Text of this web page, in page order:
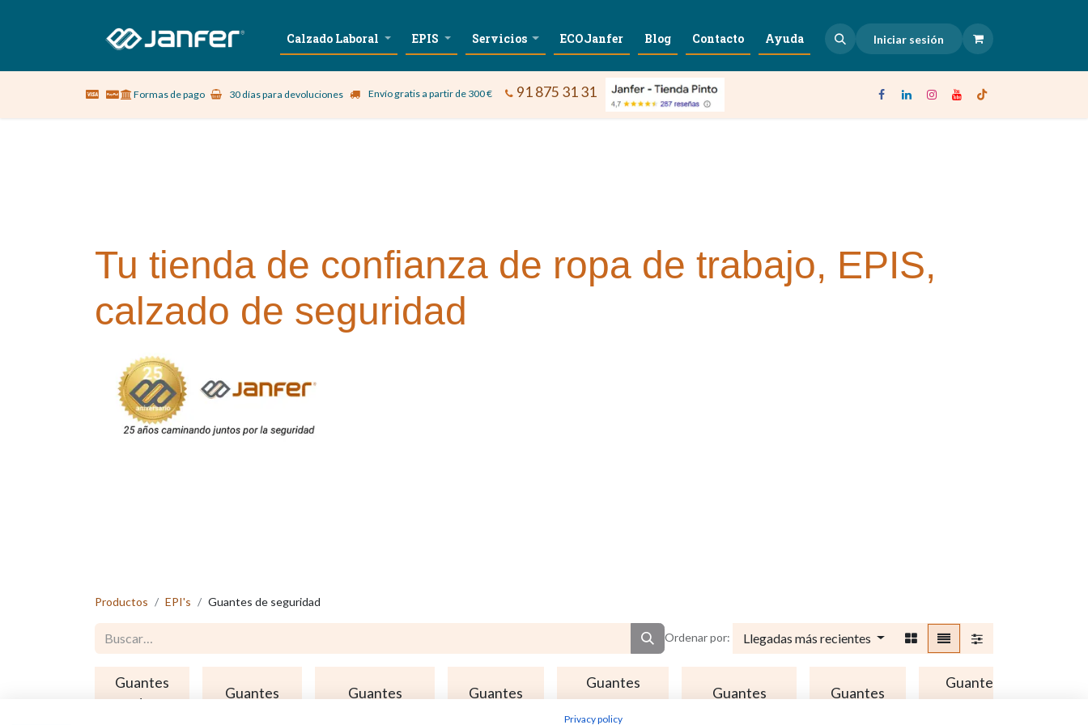
Sobre nosotros Vestuario Laboral Calzado Laboral EPIS Servicios ECOJanfer Blog Contacto Ayuda Iniciar sesión
Formas de pago 30 días para devoluciones Envío gratis a partir de 300 € 91 875 31 31
Tu tienda de confianza de ropa de trabajo, EPIS,
calzado de seguridad
Productos EPI's Guantes de seguridad
Ordenar por: Llegadas más recientes
Guantes
de
Guantes
Guantes
Guantes
Guantes
uso
Guantes
Guantes
Guantes
usos
Privacy policy